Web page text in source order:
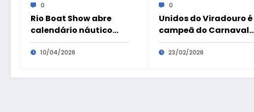
0
Rio Boat Show abre
calendário náutico
brasileiro de 2026 na
Marina da Glória
10/04/2026
0
Unidos do Viradouro é
campeã do Carnaval
2026 do Rio de Janeiro
23/02/2026